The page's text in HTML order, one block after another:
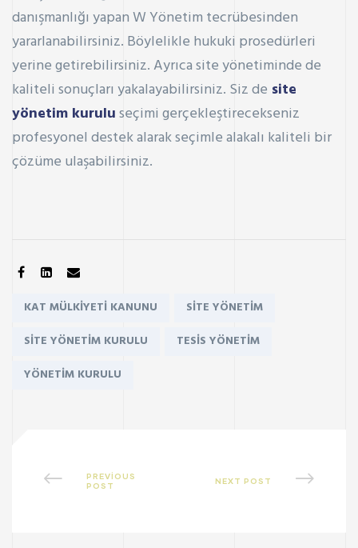
danışmanlığı yapanW Yönetim tecrübesinden
yararlanabilirsiniz. Böylelikle hukuki prosedürleri
yerine getirebilirsiniz. Ayrıca site yönetiminde de
kaliteli sonuçları yakalayabilirsiniz. Siz de site
yönetim kuruluseçimi gerçekleştirecekseniz
profesyonel destek alarak seçimle alakalı kaliteli bir
çözüme ulaşabilirsiniz.
SHARE:
Tags:
KAT MÜLKIYETI KANUNU
SITE YÖNETIM
SITE YÖNETIM KURULU
TESIS YÖNETIM
YÖNETIM KURULU
PREVIOUS
POST
NEXT POST